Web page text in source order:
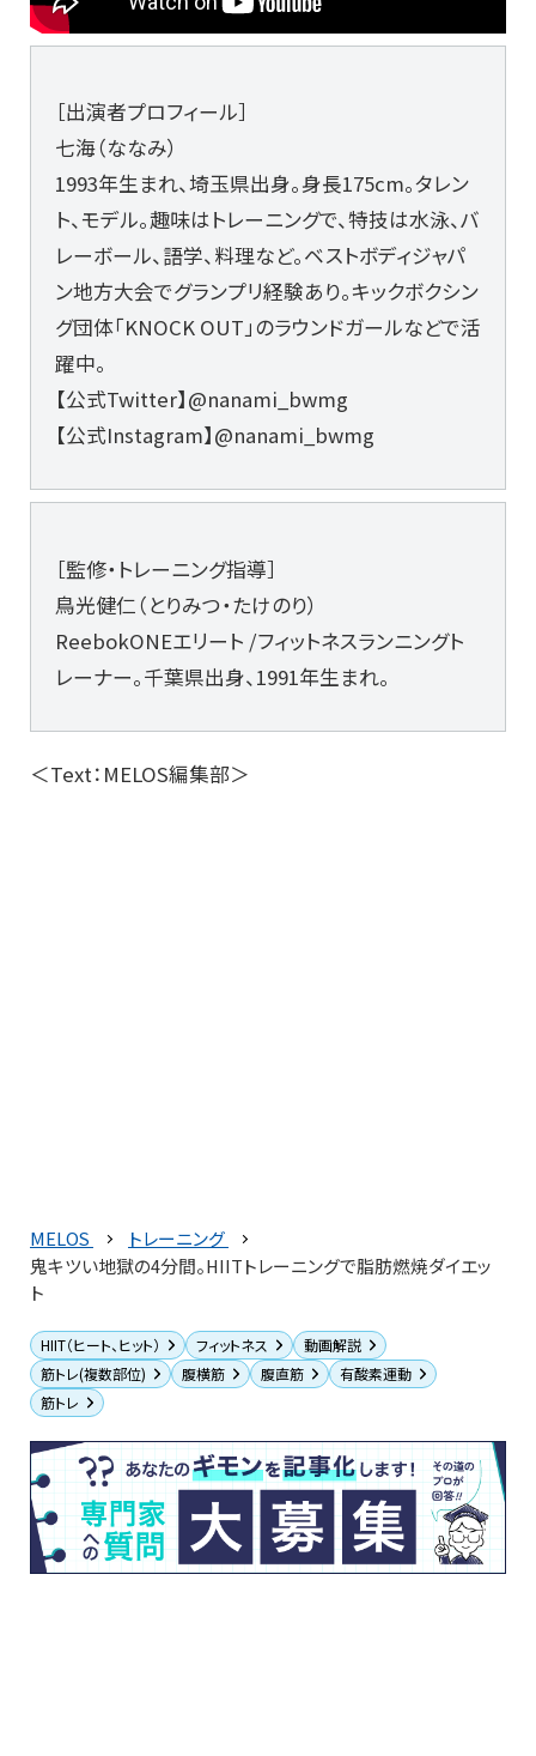
［出演者プロフィール］
七海（ななみ）
1993年生まれ、埼玉県出身。身長175cm。タレン
ト、モデル。趣味はトレーニングで、特技は水泳、バ
レーボール、語学、料理など。ベストボディジャパ
ン地方大会でグランプリ経験あり。キックボクシン
グ団体「KNOCK OUT」のラウンドガールなどで活
躍中。
【公式Twitter】@nanami_bwmg
【公式Instagram】@nanami_bwmg
［監修・トレーニング指導］
鳥光健仁（とりみつ・たけのり）
ReebokONEエリート /フィットネスランニングト
レーナー。千葉県出身、1991年生まれ。
＜Text：MELOS編集部＞
MELOS
トレーニング
鬼キツい地獄の4分間。HIITトレーニングで脂肪燃焼ダイエッ
ト
HIIT（ヒート、ヒット） フィットネス
動画解説
筋トレ(複数部位)
腹横筋 腹直筋
有酸素運動
筋トレ